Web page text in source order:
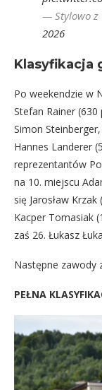
— Stylowo z
2026
Klasyfikacja
Po weekendzie w
Stefan Rainer
Simon
Hannes Landerer
reprezentantów
na 10. miejscu
się Jarosław
Kacper Tomasiak
zaś 26. Łukasz
Następne zawody
PEŁNA